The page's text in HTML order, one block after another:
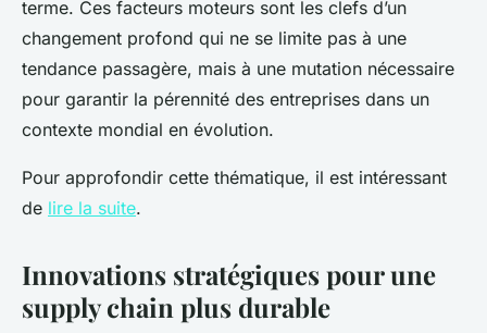
terme. Ces facteurs moteurs sont les clefs d’un
changement profond qui ne se limite pas à une
tendance passagère, mais à une mutation nécessaire
pour garantir la pérennité des entreprises dans un
contexte mondial en évolution.
Pour approfondir cette thématique, il est intéressant
de lire la suite.
Innovations stratégiques pour une
supply chain plus durable